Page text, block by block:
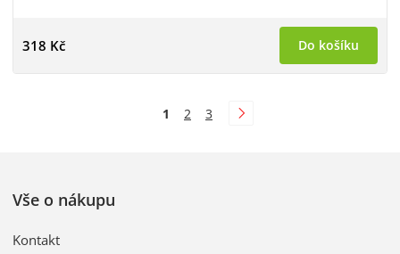
318 Kč Do košíku
1 2 3
Vše o nákupu
Kontakt